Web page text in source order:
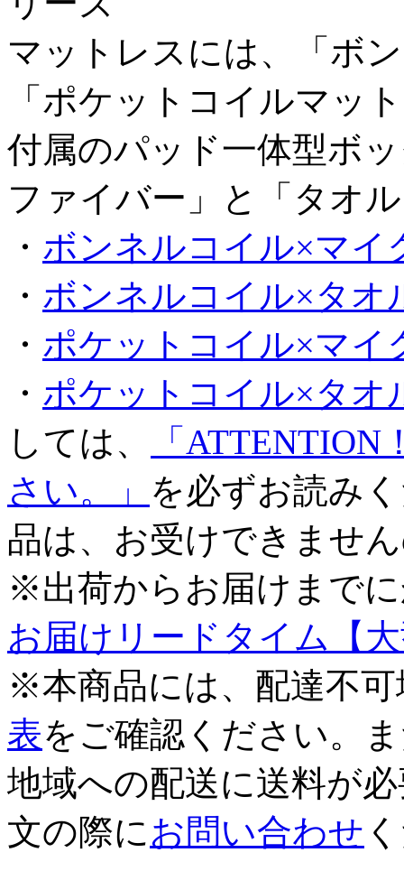
マットレスには、「ボ
「ポケットコイルマッ
付属のパッド一体型ボ
ファイバー」と「タオ
・ ボンネルコイル×マイ
・ ボンネルコイル×タオ
・ ポケットコイル×マイ
・ ポケットコイル×タオ
しては、
「
さい。」 を必ずお読み
品は、お受けできませ
※出荷からお届けまで
お届けリードタイム【
※本商品には、配達不
表をご確認ください。
地域への配送に送料が
文の際に お問い合わせ